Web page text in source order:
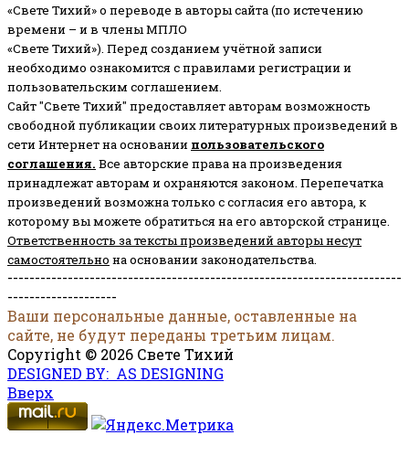
«Свете Тихий» о переводе в авторы сайта (по истечению
времени – и в члены МПЛО
«Свете Тихий»). Перед созданием учётной записи
необходимо ознакомится с правилами регистрации и
пользовательским соглашением.
Сайт "Свете Тихий" предоставляет авторам возможность
свободной публикации своих литературных произведений в
сети Интернет на основании пользовательского
соглашения. Все авторские права на произведения
принадлежат авторам и охраняются законом. Перепечатка
произведений возможна только с согласия его автора, к
которому вы можете обратиться на его авторской странице.
Ответственность за тексты произведений авторы несут
самостоятельно на основании законодательства.
------------------------------------------------------------------------
--------------------
Ваши персональные данные, оставленные на
сайте, не будут переданы третьим лицам.
Copyright © 2026 Свете Тихий
DESIGNED BY: AS DESIGNING
Вверх